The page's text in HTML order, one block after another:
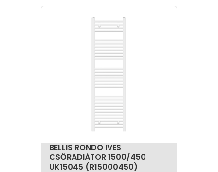
BELLIS RONDO IVES
CSŐRADIÁTOR 1500/450
UK15045 (R15000450)